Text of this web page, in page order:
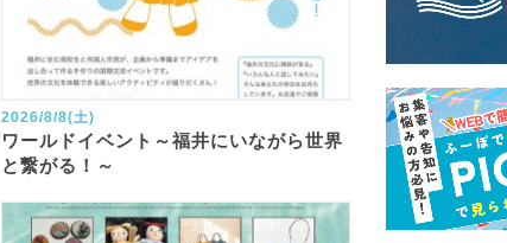
2026/8/8(土)
ワールドイベント～福井にいながら世界
と繋がる！～